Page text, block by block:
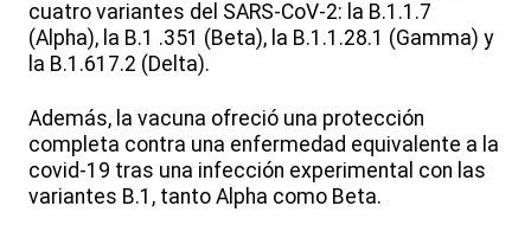
cuatro variantes del SARS-CoV-2: la B.1.1.7
(Alpha), la B.1 .351 (Beta), la B.1.1.28.1 (Gamma) y
la B.1.617.2 (Delta).
Además, la vacuna ofreció una protección
completa contra una enfermedad equivalente a la
covid-19 tras una infección experimental con las
variantes B.1, tanto Alpha como Beta.